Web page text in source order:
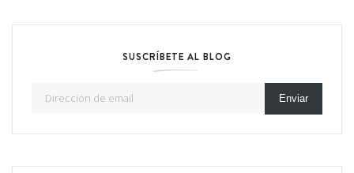
SUSCRÍBETE AL BLOG
Enviar